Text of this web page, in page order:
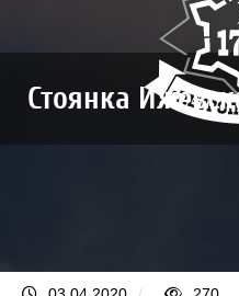
Стоянка